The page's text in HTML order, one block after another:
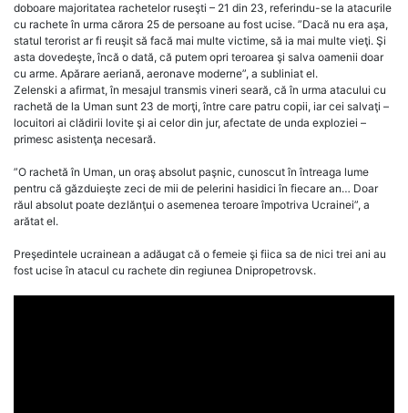
doboare majoritatea rachetelor ruseşti – 21 din 23, referindu-se la atacurile
cu rachete în urma cărora 25 de persoane au fost ucise. ”Dacă nu era aşa,
statul terorist ar fi reuşit să facă mai multe victime, să ia mai multe vieţi. Şi
asta dovedeşte, încă o dată, că putem opri teroarea şi salva oamenii doar
cu arme. Apărare aeriană, aeronave moderne”, a subliniat el.
Zelenski a afirmat, în mesajul transmis vineri seară, că în urma atacului cu
rachetă de la Uman sunt 23 de morţi, între care patru copii, iar cei salvaţi –
locuitori ai clădirii lovite şi ai celor din jur, afectate de unda exploziei –
primesc asistenţa necesară.
”O rachetă în Uman, un oraş absolut paşnic, cunoscut în întreaga lume
pentru că găzduieşte zeci de mii de pelerini hasidici în fiecare an… Doar
răul absolut poate dezlănţui o asemenea teroare împotriva Ucrainei”, a
arătat el.
Preşedintele ucrainean a adăugat că o femeie şi fiica sa de nici trei ani au
fost ucise în atacul cu rachete din regiunea Dnipropetrovsk.